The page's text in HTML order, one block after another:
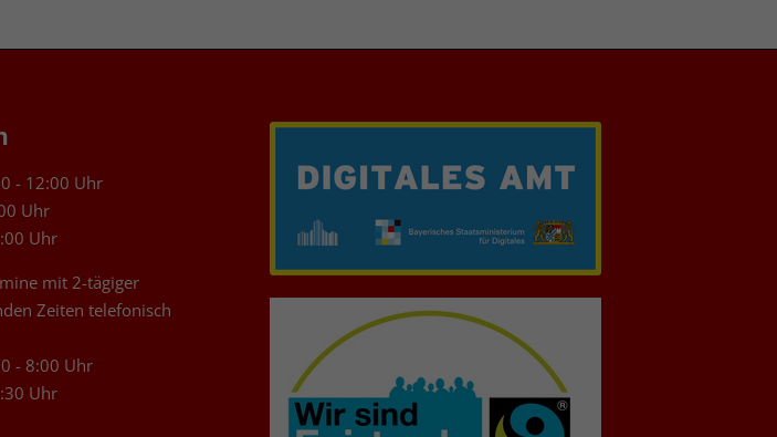
- 12:00 Uhr
Uhr
Uhr
mit 2-tägiger
Zeiten telefonisch
- 8:00 Uhr
Uhr